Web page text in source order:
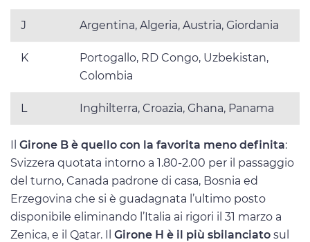
J Argentina, Algeria, Austria, Giordania
K
Portogallo, RD Congo, Uzbekistan,
Colombia
L Inghilterra, Croazia, Ghana, Panama
Il Girone B è quello con la favorita meno definita:
Svizzera quotata intorno a 1.80-2.00 per il passaggio
del turno, Canada padrone di casa, Bosnia ed
Erzegovina che si è guadagnata l’ultimo posto
disponibile eliminando l’Italia ai rigori il 31 marzo a
Zenica, e il Qatar. Il Girone H è il più sbilanciato sul